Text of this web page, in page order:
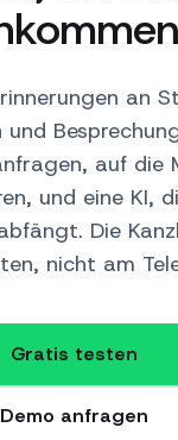
an
und
auf die
und eine KI,
Die
nicht am
Gratis testen
Demo anfragen